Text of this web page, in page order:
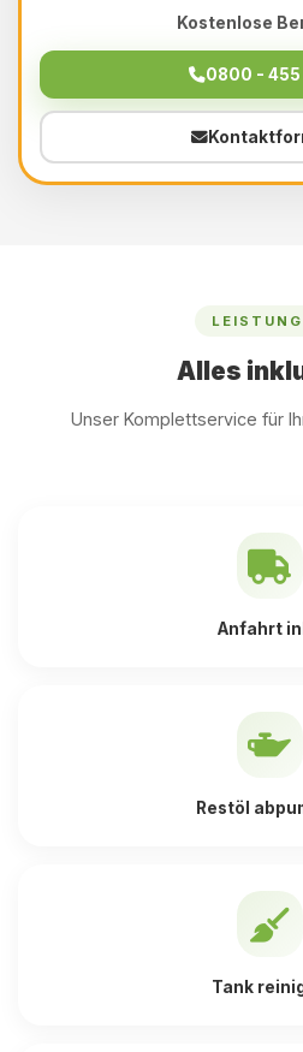
Kostenlose
0800 - 455
Alles
Unser Komplettservice für
Anfahrt
Restöl
Tank